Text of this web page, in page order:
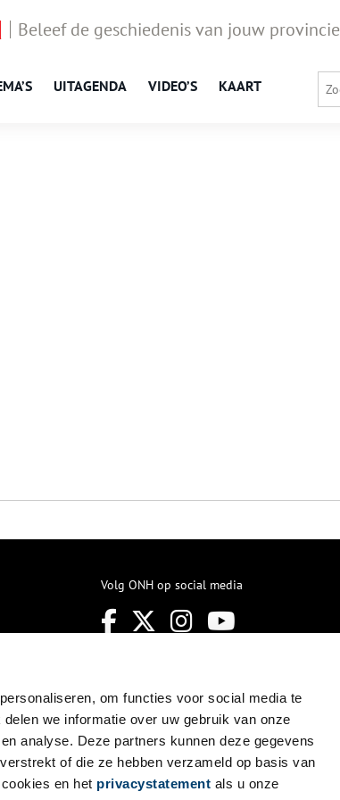
om functies voor social media te
we informatie over uw gebruik van onze
analyse. Deze partners kunnen deze gegevens
of die ze hebben verzameld op basis van
en het privacystatement als u onze
Beleef de geschiedenis van jouw provincie
UITAGENDA VIDEO’S KAART
Volg ONH op social media